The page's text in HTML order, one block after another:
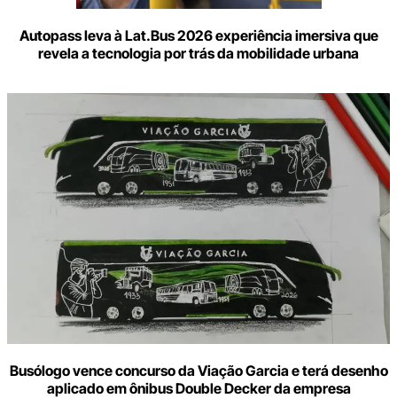
Autopass leva à Lat.Bus 2026 experiência imersiva que
revela a tecnologia por trás da mobilidade urbana
Busólogo vence concurso da Viação Garcia e terá desenho
aplicado em ônibus Double Decker da empresa